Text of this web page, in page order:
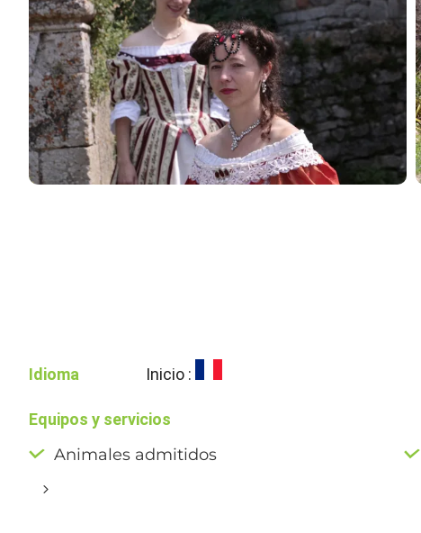
Idioma Inicio :
Equipos y servicios
Animales admitidos